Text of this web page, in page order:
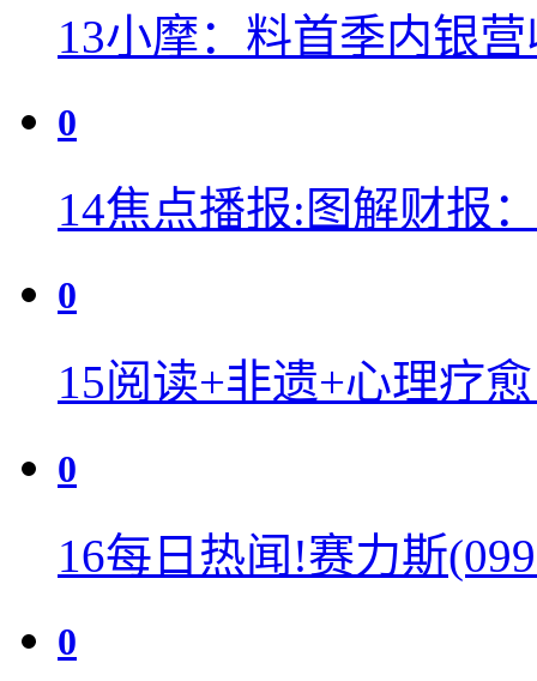
13小摩：料首季内银
0
14焦点播报:图解财报
0
15阅读+非遗+心理疗
0
16每日热闻!赛力斯
0